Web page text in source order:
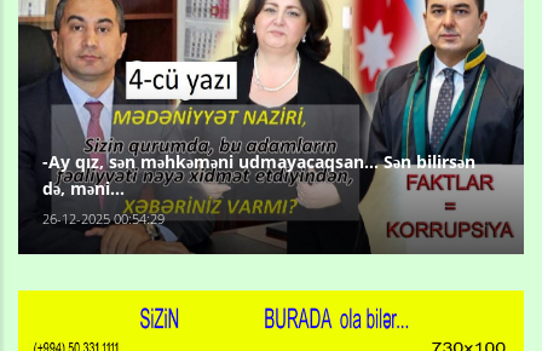
-Ay qız, sən məhkəməni udmayacaqsan... Sən bilirsən
də, məni...
26-12-2025 00:54:29